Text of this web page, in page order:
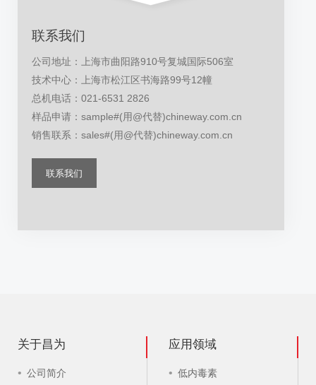
联系我们
公司地址：上海市曲阳路910号复城国际506室
技术中心：上海市松江区书海路99号12幢
总机电话：021-6531 2826
样品申请：sample#(用@代替)chineway.com.cn
销售联系：sales#(用@代替)chineway.com.cn
联系我们
关于昌为
公司简介
应用领域
低内毒素